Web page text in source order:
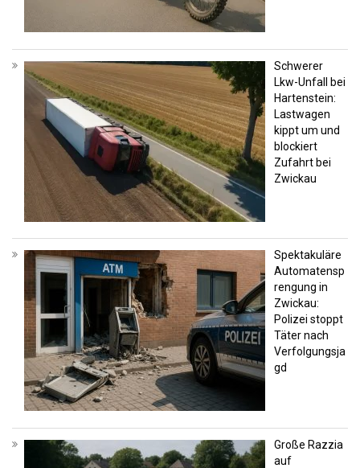
Schwerer
Lkw-Unfall bei
Hartenstein:
Lastwagen
kippt um und
blockiert
Zufahrt bei
Zwickau
Spektakuläre
Automatensp
rengung in
Zwickau:
Polizei stoppt
Täter nach
Verfolgungsja
gd
Große Razzia
auf